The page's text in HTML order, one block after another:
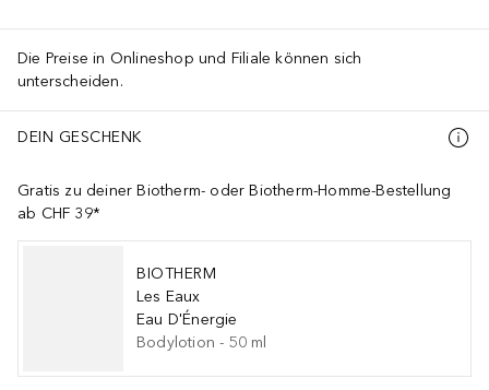
Die Preise in Onlineshop und Filiale können sich
unterscheiden.
DEIN GESCHENK
Gratis zu deiner Biotherm- oder Biotherm-Homme-Bestellung
ab CHF 39*
BIOTHERM
Les Eaux
Eau D'Énergie
Bodylotion - 50 ml